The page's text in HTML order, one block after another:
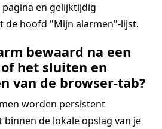
en gelijktijdig
de hoofd "Mijn alarmen"-lijst.
bewaard na een
het sluiten en
van de browser-tab?
worden persistent
de lokale opslag van je